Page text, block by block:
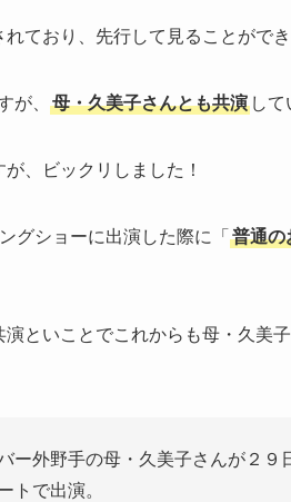
ており、先行して見ることがで
が、 母・久美子さんとも共演 して
、ビックリしました！
グショーに出演した際に「 普通の
といことでこれからも母・久美
外野手の母・久美子さんが２９
トで出演。